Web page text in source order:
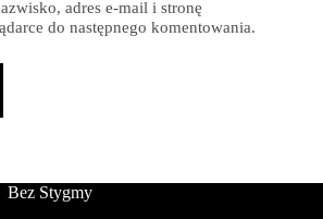
adres e-mail i stronę
do następnego komentowania.
Bez Stygmy